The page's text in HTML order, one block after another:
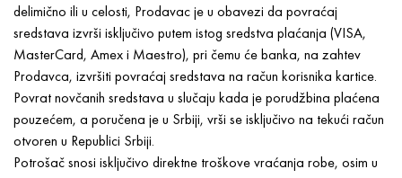
delimično ili u celosti, Prodavac je u obavezi da povraćaj
sredstava izvrši isključivo putem istog sredstva plaćanja (VISA,
MasterCard, Amex i Maestro), pri čemu će banka, na zahtev
Prodavca, izvršiti povraćaj sredstava na račun korisnika kartice.
Povrat novčanih sredstava u slučaju kada je porudžbina plaćena
pouzećem, a poručena je u Srbiji, vrši se isključivo na tekući račun
otvoren u Republici Srbiji.
Potrošač snosi isključivo direktne troškove vraćanja robe, osim u